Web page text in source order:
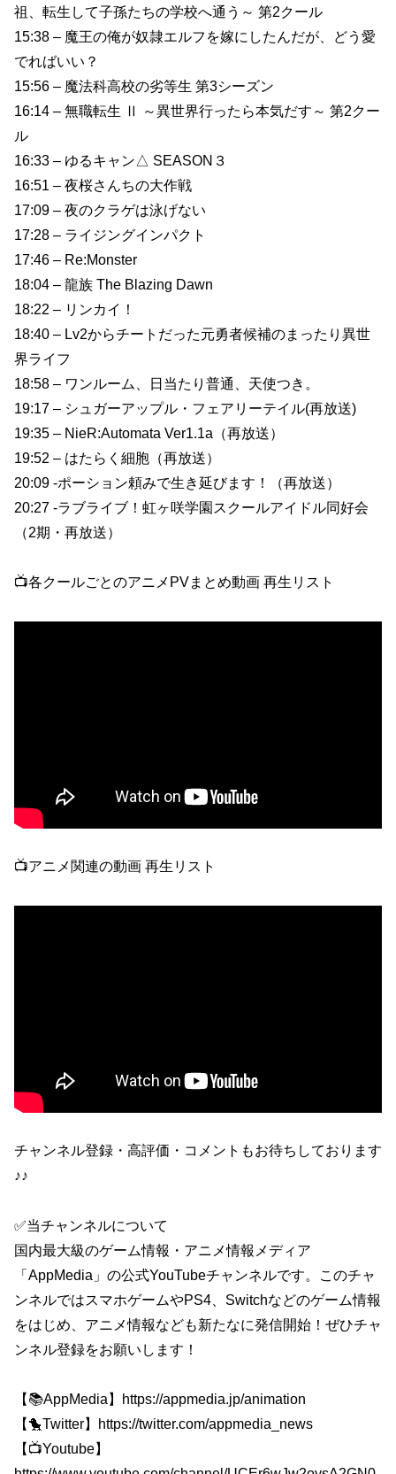
祖、転生して子孫たちの学校へ通う～ 第2クール
15:38 – 魔王の俺が奴隷エルフを嫁にしたんだが、どう愛
でればいい？
15:56 – 魔法科高校の劣等生 第3シーズン
16:14 – 無職転生 Ⅱ ～異世界行ったら本気だす～ 第2クー
ル
16:33 – ゆるキャン△ SEASON３
16:51 – 夜桜さんちの大作戦
17:09 – 夜のクラゲは泳げない
17:28 – ライジングインパクト
17:46 – Re:Monster
18:04 – 龍族 The Blazing Dawn
18:22 – リンカイ！
18:40 – Lv2からチートだった元勇者候補のまったり異世
界ライフ
18:58 – ワンルーム、日当たり普通、天使つき。
19:17 – シュガーアップル・フェアリーテイル(再放送)
19:35 – NieR:Automata Ver1.1a（再放送）
19:52 – はたらく細胞（再放送）
20:09 -ポーション頼みで生き延びます！（再放送）
20:27 -ラブライブ！虹ヶ咲学園スクールアイドル同好会
（2期・再放送）
📺各クールごとのアニメPVまとめ動画 再生リスト
📺アニメ関連の動画 再生リスト
チャンネル登録・高評価・コメントもお待ちしております
♪♪
✅当チャンネルについて
国内最大級のゲーム情報・アニメ情報メディア
「AppMedia」の公式YouTubeチャンネルです。このチャ
ンネルではスマホゲームやPS4、Switchなどのゲーム情報
をはじめ、アニメ情報なども新たなに発信開始！ぜひチャ
ンネル登録をお願いします！
【📚AppMedia】https://appmedia.jp/animation
【🐤Twitter】https://twitter.com/appmedia_news
【📺Youtube】